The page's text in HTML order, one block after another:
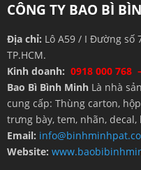
CÔNG TY BAO BÌ
Địa chỉ: Lô A59 / I Đường số
TP.HCM.
Kinh doanh: 0918 000 768
Bao Bì Bình Minh Là nhà
cung cấp: Thùng carton,
trưng bày, tem, nhãn,
Email:
Website: